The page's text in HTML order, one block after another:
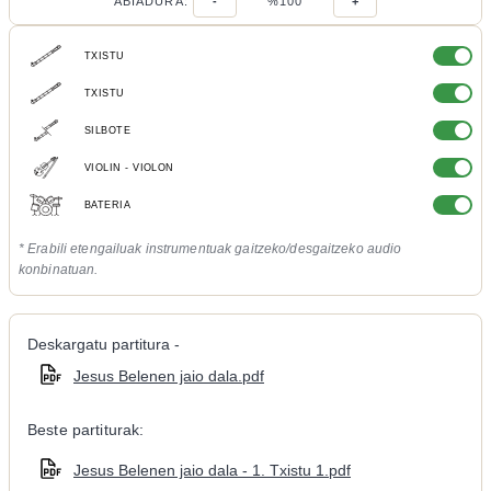
TXISTU
TXISTU
SILBOTE
VIOLIN - VIOLON
BATERIA
* Erabili etengailuak instrumentuak gaitzeko/desgaitzeko audio
konbinatuan.
Deskargatu partitura -
Jesus Belenen jaio dala.pdf
Beste partiturak:
Jesus Belenen jaio dala - 1. Txistu 1.pdf